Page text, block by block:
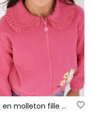
Veste en molleton fille fraise imprimé fleurs